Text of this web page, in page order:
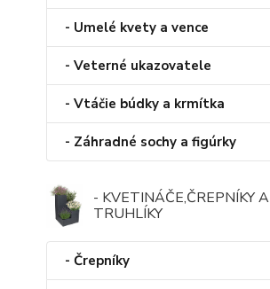
- Umelé kvety a vence
- Veterné ukazovatele
- Vtáčie búdky a krmítka
- Záhradné sochy a figúrky
- KVETINÁČE,ČREPNÍKY A
TRUHLÍKY
- Črepníky